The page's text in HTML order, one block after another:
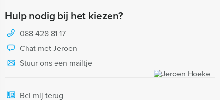
Hulp nodig bij het kiezen?
088 428 81 17
Chat met Jeroen
Stuur ons een mailtje
Bel mij terug